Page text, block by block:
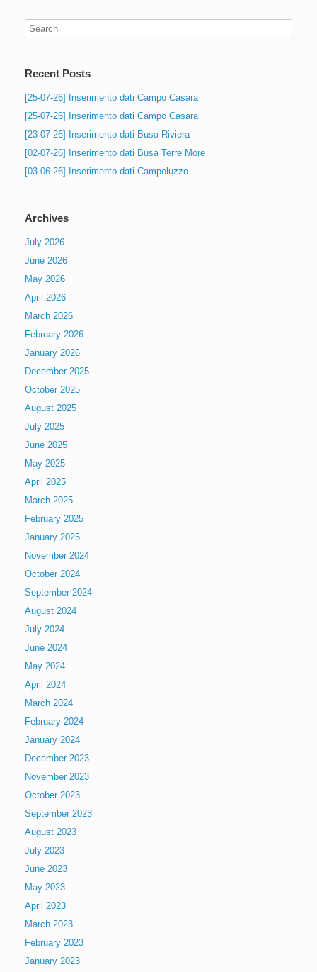
Recent Posts
[25-07-26] Inserimento dati Campo Casara
[25-07-26] Inserimento dati Campo Casara
[23-07-26] Inserimento dati Busa Riviera
[02-07-26] Inserimento dati Busa Terre More
[03-06-26] Inserimento dati Campoluzzo
Archives
July 2026
June 2026
May 2026
April 2026
March 2026
February 2026
January 2026
December 2025
October 2025
August 2025
July 2025
June 2025
May 2025
April 2025
March 2025
February 2025
January 2025
November 2024
October 2024
September 2024
August 2024
July 2024
June 2024
May 2024
April 2024
March 2024
February 2024
January 2024
December 2023
November 2023
October 2023
September 2023
August 2023
July 2023
June 2023
May 2023
April 2023
March 2023
February 2023
January 2023